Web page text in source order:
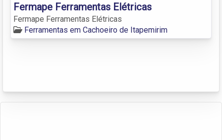
Fermape Ferramentas Elétricas
Fermape Ferramentas Elétricas
Ferramentas em Cachoeiro de Itapemirim